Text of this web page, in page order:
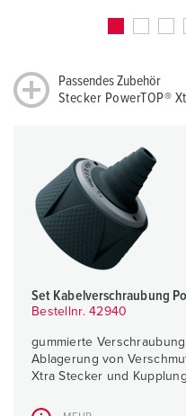
Passendes Zubehör
Stecker PowerTOP®
Set Kabelverschraubung
Bestellnr. 42940
gummierte
Ablagerung von
Xtra Stecker und